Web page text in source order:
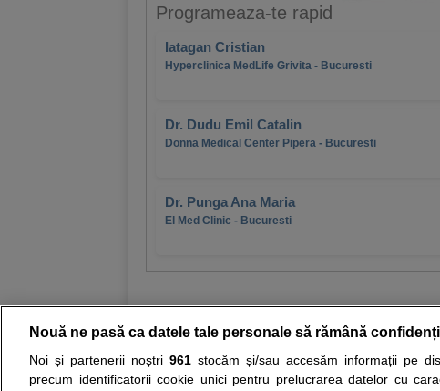
Programeaza-te rapid
Iatagan Cristian
Hyperclinica MedLife Grivita - Bucuresti
Dr. Dudu Emil Catalin
Donna Medical Center Pipera - Bucuresti
Dr. Punga Ana Maria
El Med Clinic - Bucuresti
Resurse: Autoevaluare simptome Interpretare
Nouă ne pasă ca datele tale personale să rămână
Noi și partenerii noștri 961stocăm și/sau accesăm informații pe
precum identificatorii cookie unici pentru prelucrarea datelor cu